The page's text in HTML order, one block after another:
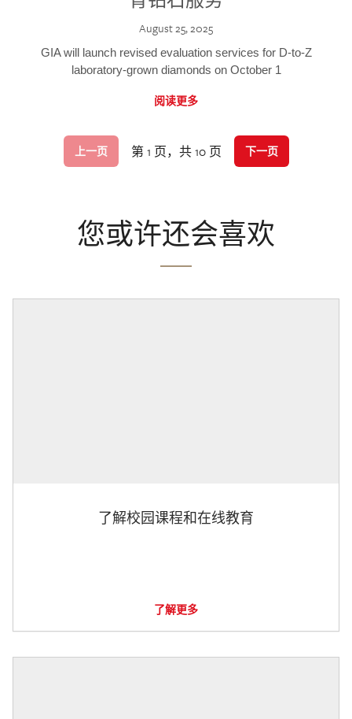
August 25, 2025
GIA will launch revised evaluation services for D-to-Z
laboratory-grown diamonds on October 1
阅读更多
上一页 第 1 页，共 10 页 下一页
您或许还会喜欢
了解校园课程和在线教育
了解更多